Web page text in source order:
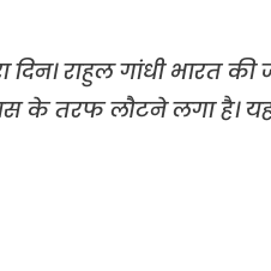
दिन। राहुल गांधी भारत
के तरफ लौटने लगा